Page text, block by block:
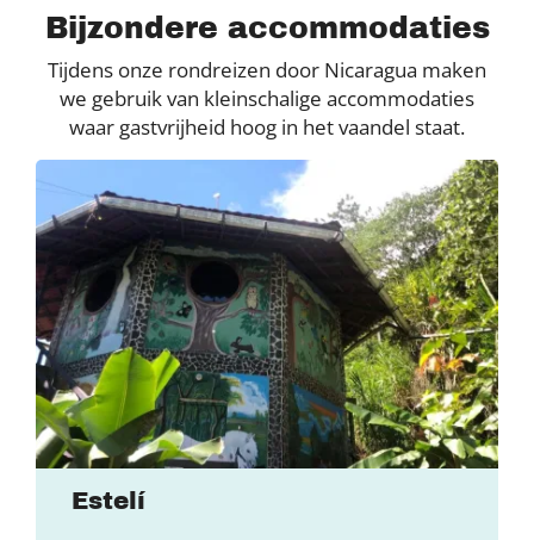
Bijzondere accommodaties
Tijdens onze rondreizen door Nicaragua maken
we gebruik van kleinschalige accommodaties
waar gastvrijheid hoog in het vaandel staat.
Estelí